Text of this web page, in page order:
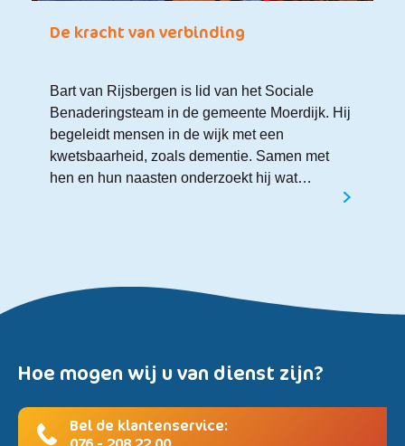
De kracht van verbinding
Bart van Rijsbergen is lid van het Sociale
Benaderingsteam in de gemeente Moerdijk. Hij
begeleidt mensen in de wijk met een
kwetsbaarheid, zoals dementie. Samen met
hen en hun naasten onderzoekt hij wat…
Hoe mogen wij u van dienst zijn?
Bel de klantenservice: